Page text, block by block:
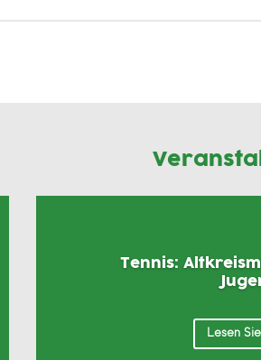
Tennis:
Lesen